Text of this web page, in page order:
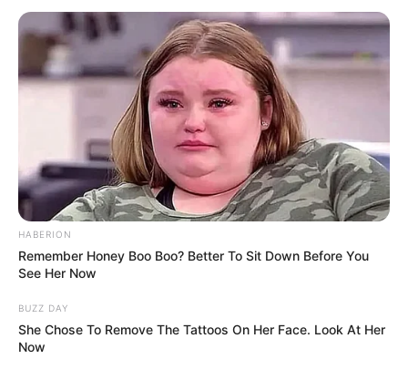
HABERION
Remember Honey Boo Boo? Better To Sit Down Before You
See Her Now
BUZZ DAY
She Chose To Remove The Tattoos On Her Face. Look At Her
Now